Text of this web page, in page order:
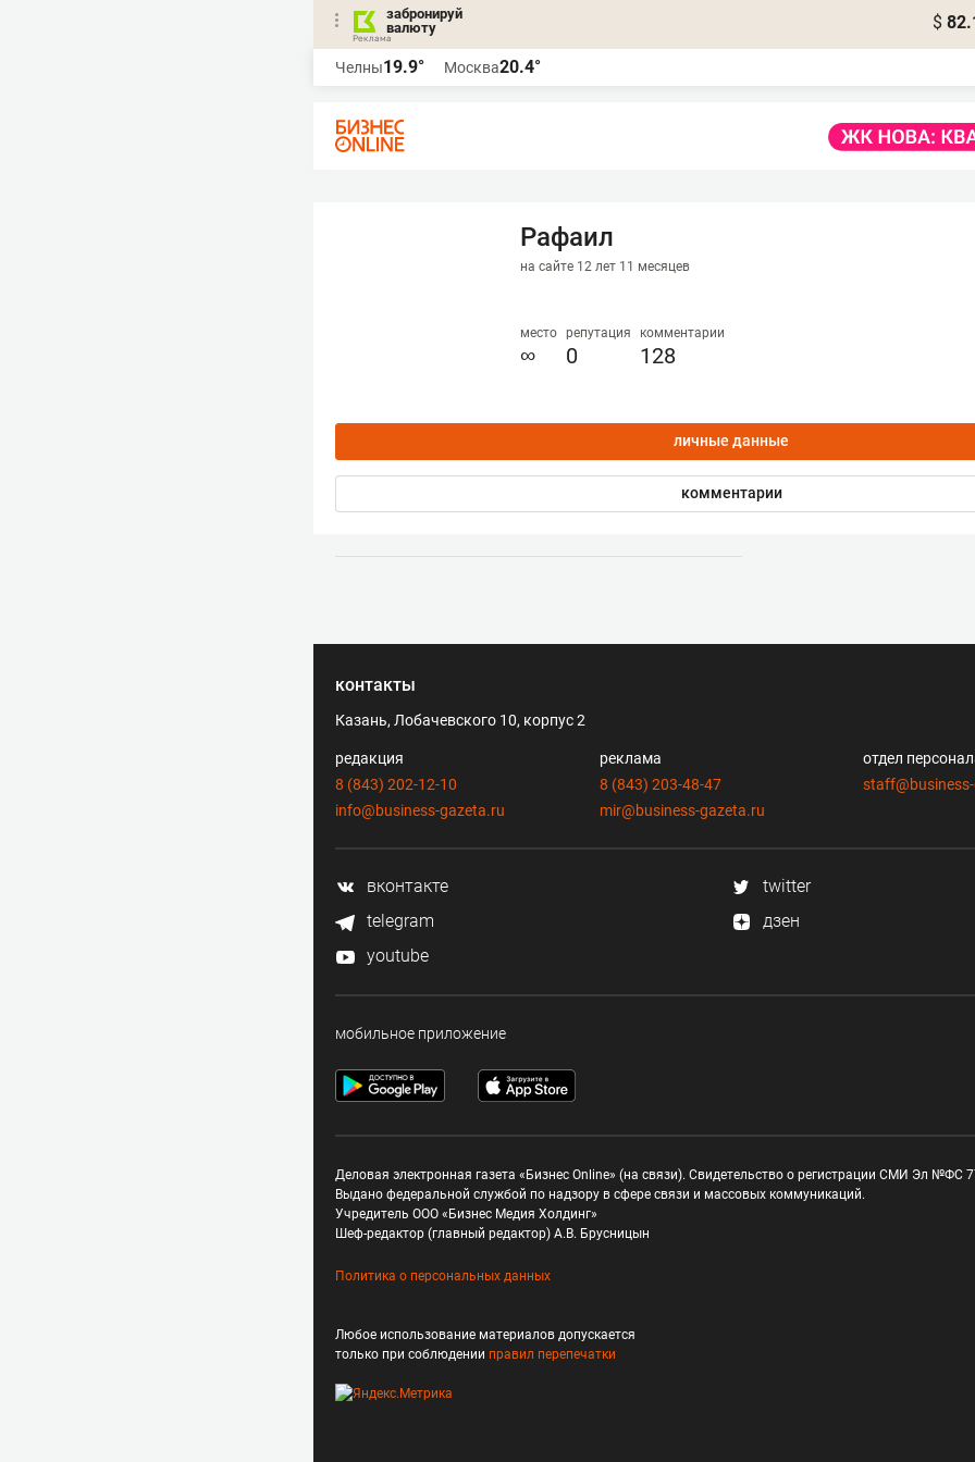
забронируй
валюту
$
Челны19.9° Москва20.4°
Рафаил
на сайте 12 лет 11 месяцев
место
∞
репутация
0
комментарии
128
личные данные
комментарии
контакты
Казань, Лобачевского 10, корпус 2
редакция
8 (843) 202-12-10
info@business-gazeta.ru
реклама
8 (843) 203-48-47
mir@business-gazeta.ru
отдел
вконтакте
twitter
telegram
дзен
youtube
мобильное приложение
Деловая электронная газета «Бизнес Online» (на связи). Свидетельство о регистрации СМИ Эл №ФС
Выдано федеральной службой по надзору в сфере связи и массовых коммуникаций.
Учредитель ООО «Бизнес Медия Холдинг»
Шеф-редактор (главный редактор) А.В. Брусницын
Политика о персональных данных
Любое использование материалов допускается
только при соблюдении правил перепечатки